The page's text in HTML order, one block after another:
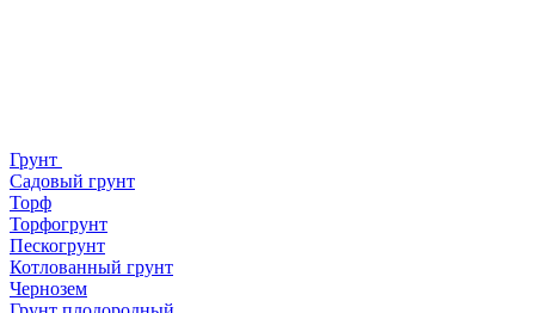
Грунт
Садовый грунт
Торф
Торфогрунт
Пескогрунт
Котлованный грунт
Чернозем